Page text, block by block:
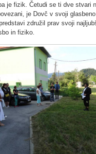
je fizik. Četudi se ti dve stvari
je Dovč v svoji
združil prav svoji
in fiziko.